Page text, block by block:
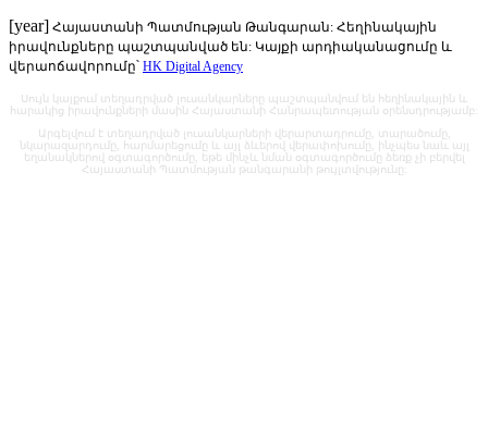
[year] Հայաստանի Պատմության Թանգարան: Հեղինակային
իրավունքները պաշտպանված են: Կայքի արդիականացումը և
վերաոճավորումը՝ HK Digital Agency
Սույն կայքում տեղադրված լուսանկարները պաշտպանվում են հեղինակային և
հարակից իրավունքների մասին Հայաստանի Հանրապետության օրենսդրությամբ:
Արգելվում է տեղադրված լուսանկարների վերարտադրումը, տարածումը,
նկարազարդումը, հարմարեցումը և այլ ձևերով վերափոխումը, ինչպես նաև այլ
եղանակներով օգտագործումը, եթե մինչև նման օգտագործումը ձեռք չի բերվել
Հայաստանի Պատմության թանգարանի թույլտվությունը: